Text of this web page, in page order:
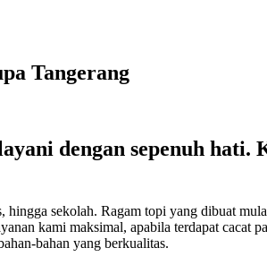
Tangerang
dengan sepenuh
sekolah. Ragam topi yang dibuat
kami maksimal, apabila terdapat cacat
bahan yang berkualitas.